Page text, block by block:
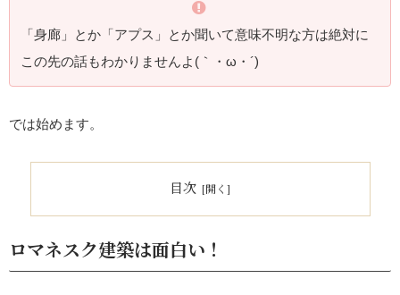
「身廊」とか「アプス」とか聞いて意味不明な方は絶対に
この先の話もわかりませんよ(｀・ω・´)
では始めます。
目次
ロマネスク建築は面白い！